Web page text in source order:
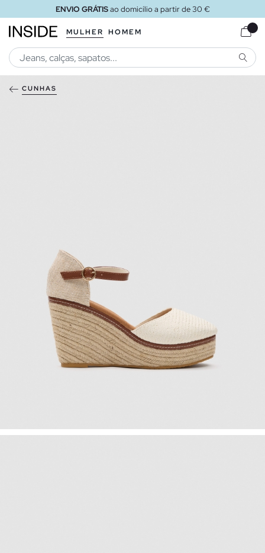
ENVIO GRÁTISao domicílio a partir de 30 €
MULHER HOMEM
CUNHAS